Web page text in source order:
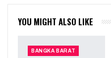
YOU MIGHT ALSO LIKE
BANGKA BARAT